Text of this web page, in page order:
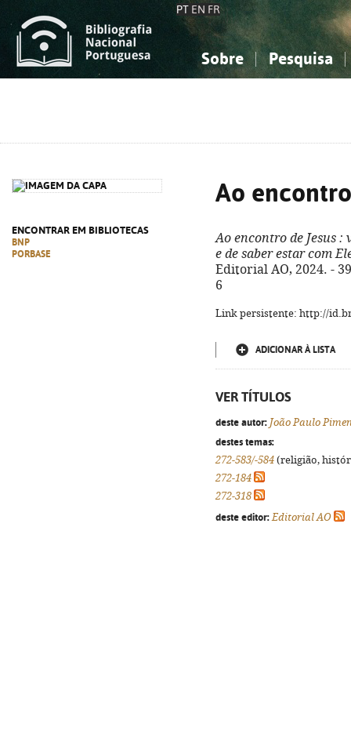
PT EN FR
Sobre Pesquisa
ENCONTRAR EM BIBLIOTECAS
BNP
PORBASE
Ao
Ao encontro de Jesus :
e de saber estar com
Editorial AO, 2024. -
6
Link persistente: http://
ADICIONAR À LISTA
VER TÍTULOS
deste autor: João Paulo
destes temas:
272-583/-584 (religião,
272-184
272-318
deste editor: Editorial AO